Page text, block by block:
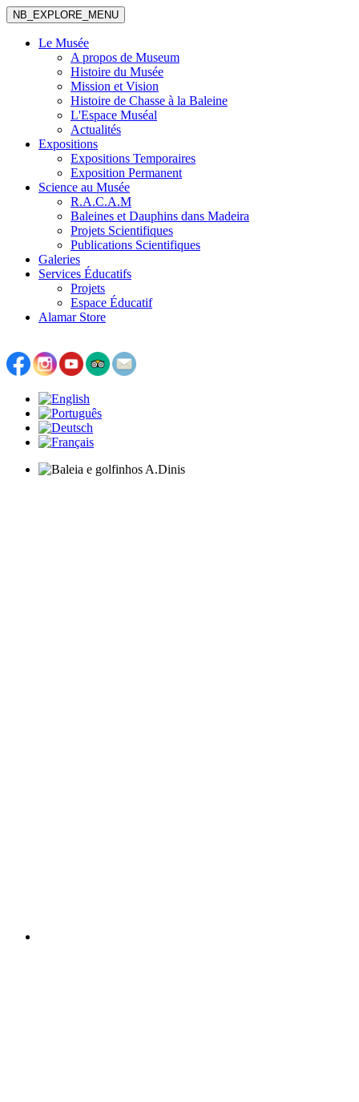
NB_EXPLORE_MENU
Le Musée
A propos de Museum
Histoire du Musée
Mission et Vision
Histoire de Chasse à la Baleine
L'Espace Muséal
Actualités
Expositions
Expositions Temporaires
Exposition Permanent
Science au Musée
R.A.C.A.M
Baleines et Dauphins dans Madeira
Projets Scientifiques
Publications Scientifiques
Galeries
Services Éducatifs
Projets
Espace Éducatif
Alamar Store